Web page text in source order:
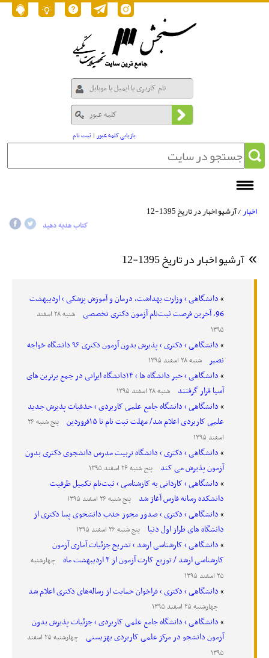
بازیابی کلمه عبور |ثبت نام
اخبار/ آرشیو اخبار در تاریخ 1395-12
کتاب هدیه دهید
آرشیو اخبار در تاریخ 1395-12
دانشگاهی › وزارت بهداشت، درمان و آموزش پزشکی › اردیبهشت
96، آخرین فرصت ثبت‌نام آزمون دکتری تخصصی
شنبه ۲۸ اسفند
۱۳۹۵
دانشگاهی › دکتری › پذیرش بدون آزمون دکتری ۹۶ دانشگاه خواجه
نصیر
شنبه ۲۸ اسفند ۱۳۹۵
دانشگاهی › خبر دانشگاه ها › ۱۴دانشگاه ایرانی در جمع برترین های
آسیا قرار گرفتند
شنبه ۲۸ اسفند ۱۳۹۵
دانشگاهی › دانشگاه جامع علمی کاربردی › حذفیات پذیرش جدید
علمی کاربردی اعلام شد/ مهلت ثبت نام تا ۱۵فروردین
پنج شنبه ۲۶
اسفند ۱۳۹۵
دانشگاهی › دکتری › دانشگاه تربیت مدرس دانشجوی دکتری بدون
آزمون پذیرش می کند
پنج شنبه ۲۶ اسفند ۱۳۹۵
دانشگاهی › کاردانی به کارشناسی › ثبت‌نام تکمیل ظرفیت
دانشکده رسانه فارس آغاز شد
پنج شنبه ۲۶ اسفند ۱۳۹۵
دانشگاهی › دکتری › صدور مجوز جذب دانشجوی پسا دکتری از
دانشگاه های طراز اول دنیا
پنج شنبه ۲۶ اسفند ۱۳۹۵
دانشگاهی › کارشناسی ارشد › تشریح جزئیات آماری آزمون
کارشناسی ارشد / توزیع کارت آزمون از ۴ اردیبهشت ماه
چهارشنبه
۲۵ اسفند ۱۳۹۵
دانشگاهی › دکتری › فراخوان حمایت از رساله‌های دکتری اعلام شد
چهارشنبه ۲۵ اسفند ۱۳۹۵
دانشگاهی › دانشگاه جامع علمی کاربردی › جزئیات پذیرش بدون
آزمون دانشجو در مرکز علمی کاربردی بهزیستی
چهارشنبه ۲۵ اسفند
۱۳۹۵